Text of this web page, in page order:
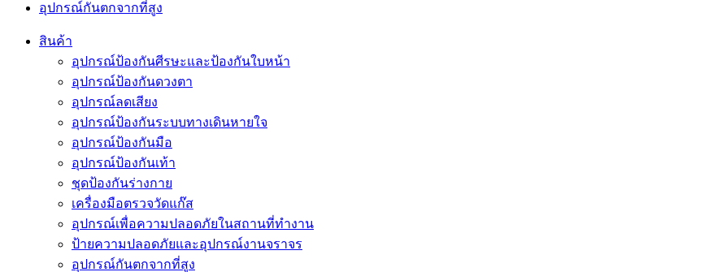
อุปกรณ์กันตกจากที่สูง
สินค้า
อุปกรณ์ป้องกันศีรษะและป้องกันใบหน้า
อุปกรณ์ป้องกันดวงตา
อุปกรณ์ลดเสียง
อุปกรณ์ป้องกันระบบทางเดินหายใจ
อุปกรณ์ป้องกันมือ
อุปกรณ์ป้องกันเท้า
ชุดป้องกันร่างกาย
เครื่องมือตรวจวัดแก๊ส
อุปกรณ์เพื่อความปลอดภัยในสถานที่ทำงาน
ป้ายความปลอดภัยและอุปกรณ์งานจราจร
อุปกรณ์กันตกจากที่สูง